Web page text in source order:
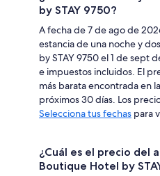
by STAY 9750?
A fecha de 7 de ago de
estancia de una noche y
by STAY 9750 el 1 de sept
e impuestos incluidos. El
más barata encontrada en
próximos 30 días. Los
Selecciona tus fechas para
¿Cuál es el precio del
Boutique Hotel by